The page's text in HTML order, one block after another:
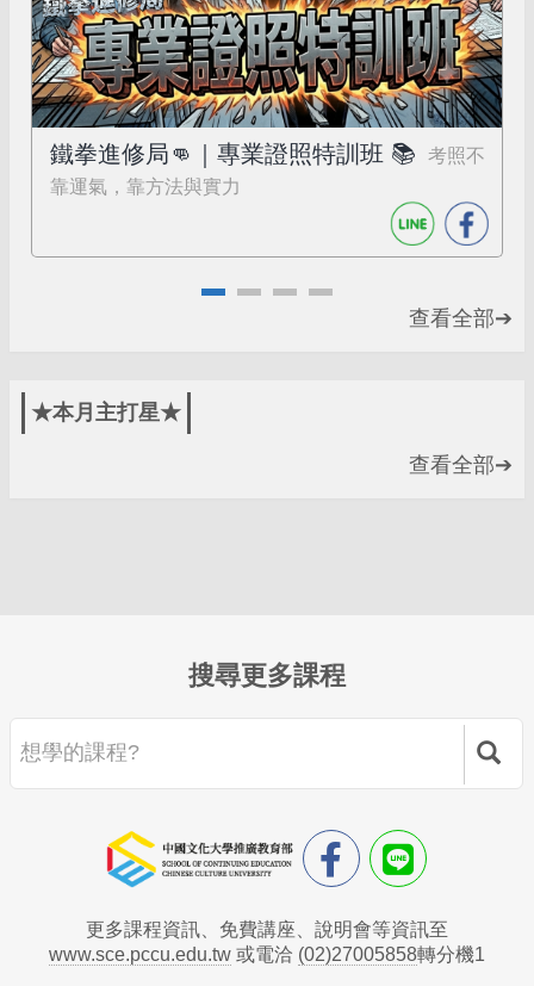
鐵拳進修局👊｜專業證照特訓班 📚
考照不
靠運氣，靠方法與實力
查看全部➔
★本月主打星★
查看全部➔
搜尋更多課程
更多課程資訊、免費講座、說明會等資訊至
www.sce.pccu.edu.tw或電洽 (02)27005858轉分機1